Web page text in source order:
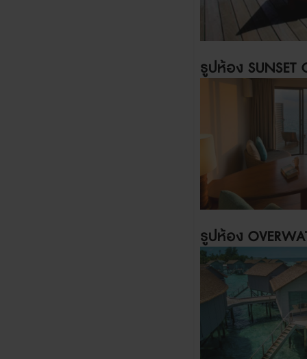
รูปห้อง SUNSET
รูปห้อง